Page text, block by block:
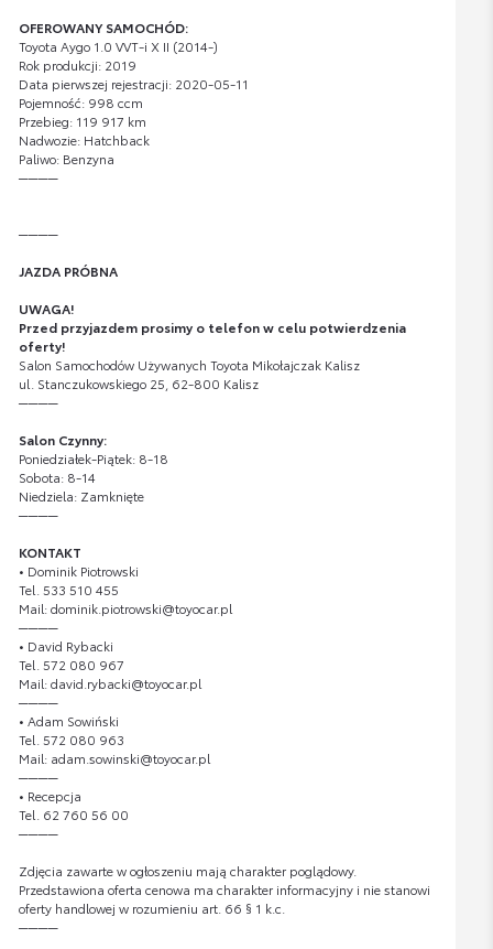
OFEROWANY SAMOCHÓD:
Toyota Aygo 1.0 VVT-i X II (2014-)
Rok produkcji: 2019
Data pierwszej rejestracji: 2020-05-11
Pojemność: 998 ccm
Przebieg: 119 917 km
Nadwozie: Hatchback
Paliwo: Benzyna
────
────
JAZDA PRÓBNA
UWAGA!
Przed przyjazdem prosimy o telefon w celu potwierdzenia
oferty!
Salon Samochodów Używanych Toyota Mikołajczak Kalisz
ul. Stanczukowskiego 25, 62-800 Kalisz
────
Salon Czynny:
Poniedziałek-Piątek: 8-18
Sobota: 8-14
Niedziela: Zamknięte
────
KONTAKT
• Dominik Piotrowski
Tel. 533 510 455
Mail: dominik.piotrowski@toyocar.pl
────
• David Rybacki
Tel. 572 080 967
Mail: david.rybacki@toyocar.pl
────
• Adam Sowiński
Tel. 572 080 963
Mail: adam.sowinski@toyocar.pl
────
• Recepcja
Tel. 62 760 56 00
────
Zdjęcia zawarte w ogłoszeniu mają charakter poglądowy.
Przedstawiona oferta cenowa ma charakter informacyjny i nie stanowi
oferty handlowej w rozumieniu art. 66 § 1 k.c.
────